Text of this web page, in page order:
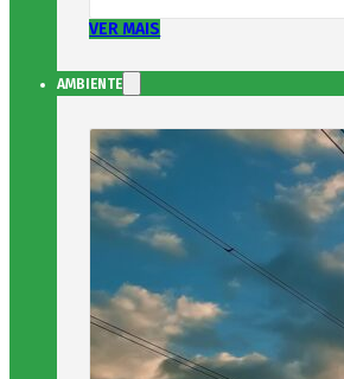
VER MAIS
AMBIENTE